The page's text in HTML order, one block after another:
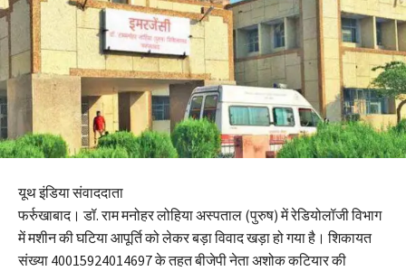
यूथ इंडिया संवाददाता
फर्रुखाबाद। डॉ. राम मनोहर लोहिया अस्पताल (पुरुष) में रेडियोलॉजी विभाग
में मशीन की घटिया आपूर्ति को लेकर बड़ा विवाद खड़ा हो गया है। शिकायत
संख्या 40015924014697 के तहत बीजेपी नेता अशोक कटियार की